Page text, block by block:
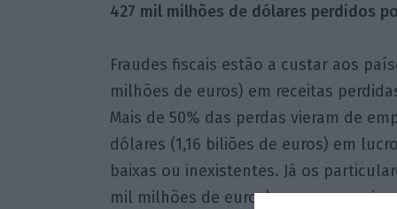
427 mil milhões de dólares perdidos
Fraudes fiscais estão a custar aos
milhões de euros) em receitas
Mais de 50% das perdas vieram de
dólares (1,16 biliões de euros) em
baixas ou inexistentes. Já os
mil milhões de euros) a menos em